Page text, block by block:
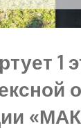
1